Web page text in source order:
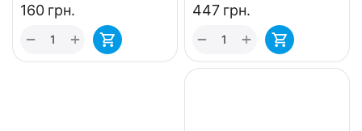
‍160‍ грн.
+
−
‍447‍ грн.
+
−